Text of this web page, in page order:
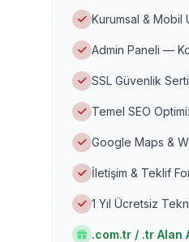
Kurumsal & Mobil
Admin Paneli —
SSL Güvenlik
Temel SEO
Google Maps &
İletişim & Teklif
1 Yıl Ücretsiz
.com.tr / .tr Alan